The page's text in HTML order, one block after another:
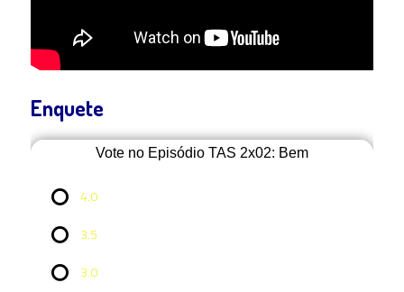
Enquete
Vote no Episódio TAS 2x02: Bem
4.0
3.5
3.0